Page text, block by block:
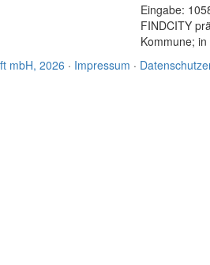
Eingabe:
FINDCITY
Kommune;
mbH, 2026 · Impressum ·